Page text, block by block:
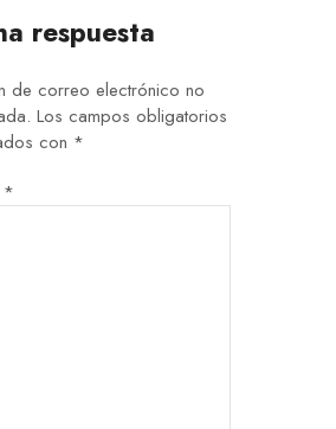
respuesta
de correo electrónico no
Los campos obligatorios
con *
*